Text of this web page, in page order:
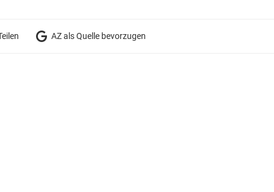
AZ als Quelle bevorzugen